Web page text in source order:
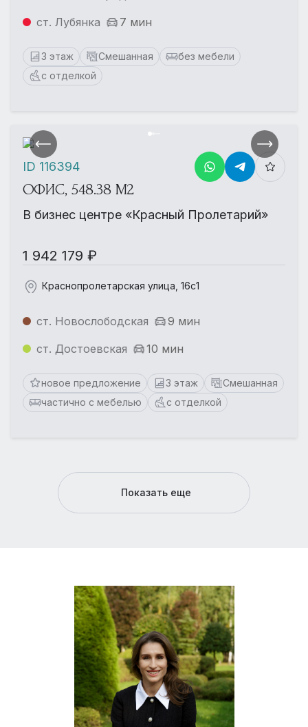
ст. Лубянка
7 мин
3 этаж Смешанная
без мебели
с отделкой
ОФИС, 548.38 М2
В бизнес центре «Красный Пролетарий»
1 942 179 ₽
Краснопролетарская улица, 16с1
ст. Новослободская
9 мин
ст. Достоевская
10 мин
новое предложение 3 этаж
Смешанная
частично с мебелью
с отделкой
ID 116394
Показать еще